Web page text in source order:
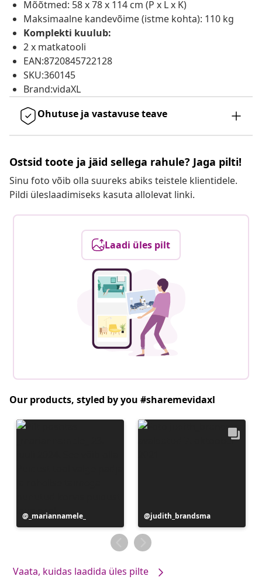
Mõõtmed: 58 x 78 x 114 cm (P x L x K)
Maksimaalne kandevõime (istme kohta): 110 kg
Komplekti kuulub:
2 x matkatooli
EAN:8720845722128
SKU:360145
Brand:vidaXL
Ohutuse ja vastavuse teave
Ostsid toote ja jäid sellega rahule? Jaga pilti!
Sinu foto võib olla suureks abiks teistele klientidele.
Pildi üleslaadimiseks kasuta allolevat linki.
Laadi üles pilt
Our products, styled by you #sharemevidaxl
Postitus
avaldatud
_mariannamele_
Postitus
avaldatud
judith_brandsma
Vaata, kuidas laadida üles pilte